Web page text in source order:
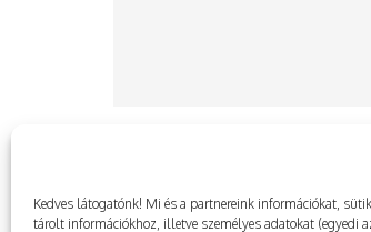
Kedves látogatónk! Mi és a partnereink információkat,
tárolt információkhoz, illetve személyes adatokat (egyedi